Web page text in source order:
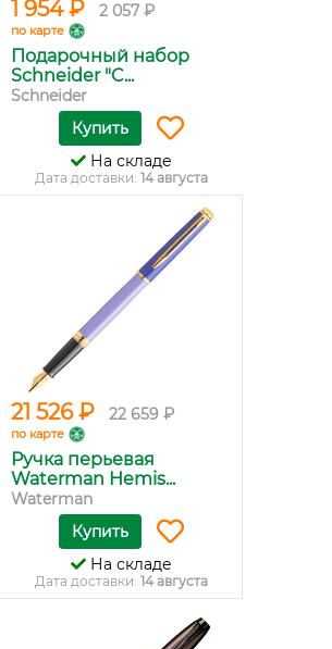
1 954 ₽ 2 057 ₽
по карте
Подарочный набор
Schneider "C...
Schneider
Купить
На складе
Дата доставки: 14 августа
21 526 ₽ 22 659 ₽
по карте
Ручка перьевая
Waterman Hemis...
Waterman
Купить
На складе
Дата доставки: 14 августа